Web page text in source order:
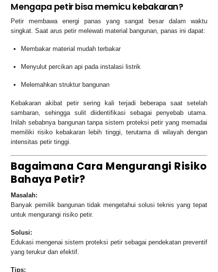
Mengapa petir bisa memicu kebakaran?
Petir membawa energi panas yang sangat besar dalam waktu
singkat. Saat arus petir melewati material bangunan, panas ini dapat:
Membakar material mudah terbakar
Menyulut percikan api pada instalasi listrik
Melemahkan struktur bangunan
Kebakaran akibat petir sering kali terjadi beberapa saat setelah
sambaran, sehingga sulit diidentifikasi sebagai penyebab utama.
Inilah sebabnya bangunan tanpa sistem proteksi petir yang memadai
memiliki risiko kebakaran lebih tinggi, terutama di wilayah dengan
intensitas petir tinggi.
Bagaimana Cara Mengurangi Risiko
Bahaya Petir?
Masalah:
Banyak pemilik bangunan tidak mengetahui solusi teknis yang tepat
untuk mengurangi risiko petir.
Solusi:
Edukasi mengenai sistem proteksi petir sebagai pendekatan preventif
yang terukur dan efektif.
Tips: